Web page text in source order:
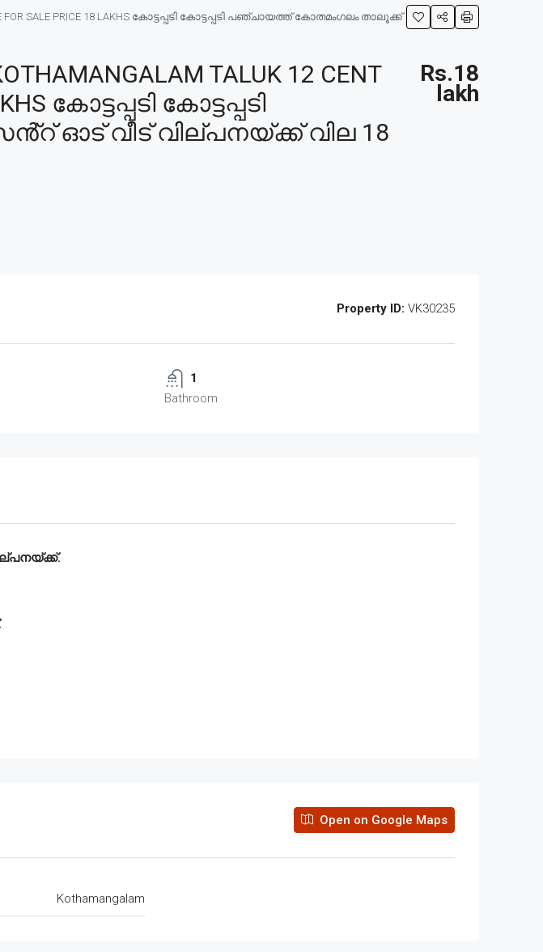
FOR SALE PRICE 18 LAKHS കോട്ടപ്പടി കോട്ടപ്പടി പഞ്ചായത്ത് കോതമംഗലം താലൂക്ക്
TALUK 12 CENT
കോട്ടപ്പടി കോട്ടപ്പടി
ഓട് വീട് വില്പനയ്ക്ക് വില 18
Rs.18
lakh
Property ID: VK30235
1
Bathroom
Open on Google Maps
Kothamangalam